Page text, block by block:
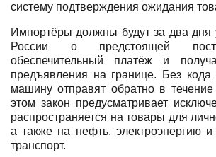
систему подтверждения ожидания
Импортёры должны будут за два
России о предстоящей
обеспечительный платёж и
предъявления на границе. Без кода
машину отправят обратно в
этом закон предусматривает
распространяется на товары для
а также на нефть, электроэнергию и
транспорт.